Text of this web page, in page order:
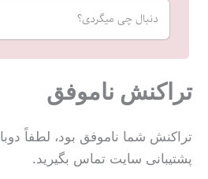
جستجو
تراکنش ناموفق
تراکنش شما ناموفق بود، لطفاً
پشتیبانی سایت تماس بگیرید.